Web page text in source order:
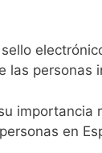
personas
importancia
en